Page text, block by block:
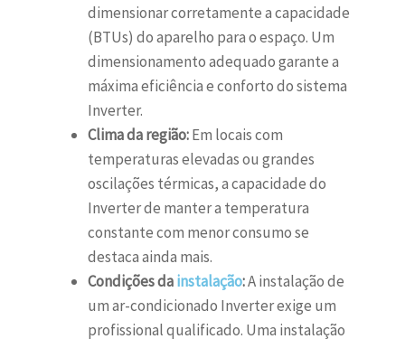
dimensionar corretamente a capacidade
(BTUs) do aparelho para o espaço. Um
dimensionamento adequado garante a
máxima eficiência e conforto do sistema
Inverter.
Clima da região:Em locais com
temperaturas elevadas ou grandes
oscilações térmicas, a capacidade do
Inverter de manter a temperatura
constante com menor consumo se
destaca ainda mais.
Condições dainstalação:A instalação de
um ar-condicionado Inverter exige um
profissional qualificado. Uma instalação